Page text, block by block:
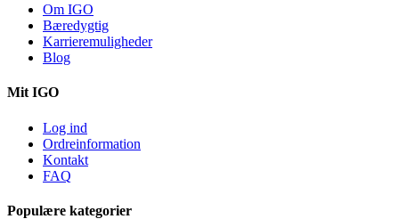
Om IGO
Bæredygtig
Karrieremuligheder
Blog
Mit IGO
Log ind
Ordreinformation
Kontakt
FAQ
Populære kategorier